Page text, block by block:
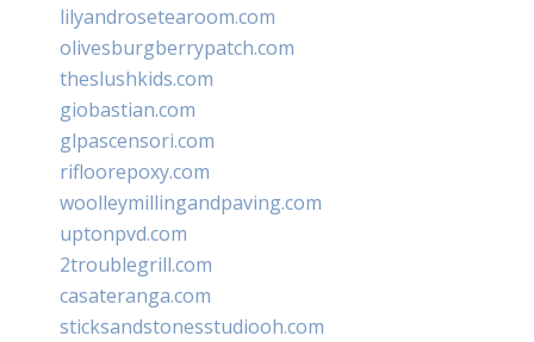
lilyandrosetearoom.com
olivesburgberrypatch.com
theslushkids.com
giobastian.com
glpascensori.com
rifloorepoxy.com
woolleymillingandpaving.com
uptonpvd.com
2troublegrill.com
casateranga.com
sticksandstonesstudiooh.com